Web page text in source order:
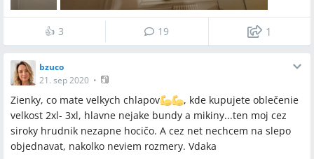
👍 3 19 1
bzuco
21. sep 2020 •
Zienky, co mate velkych chlapov
, kde kupujete oblečenie
velkost 2xl- 3xl, hlavne nejake bundy a mikiny...ten moj cez
siroky hrudnik nezapne hocičo. A cez net nechcem na slepo
objednavat, nakolko neviem rozmery. Vdaka